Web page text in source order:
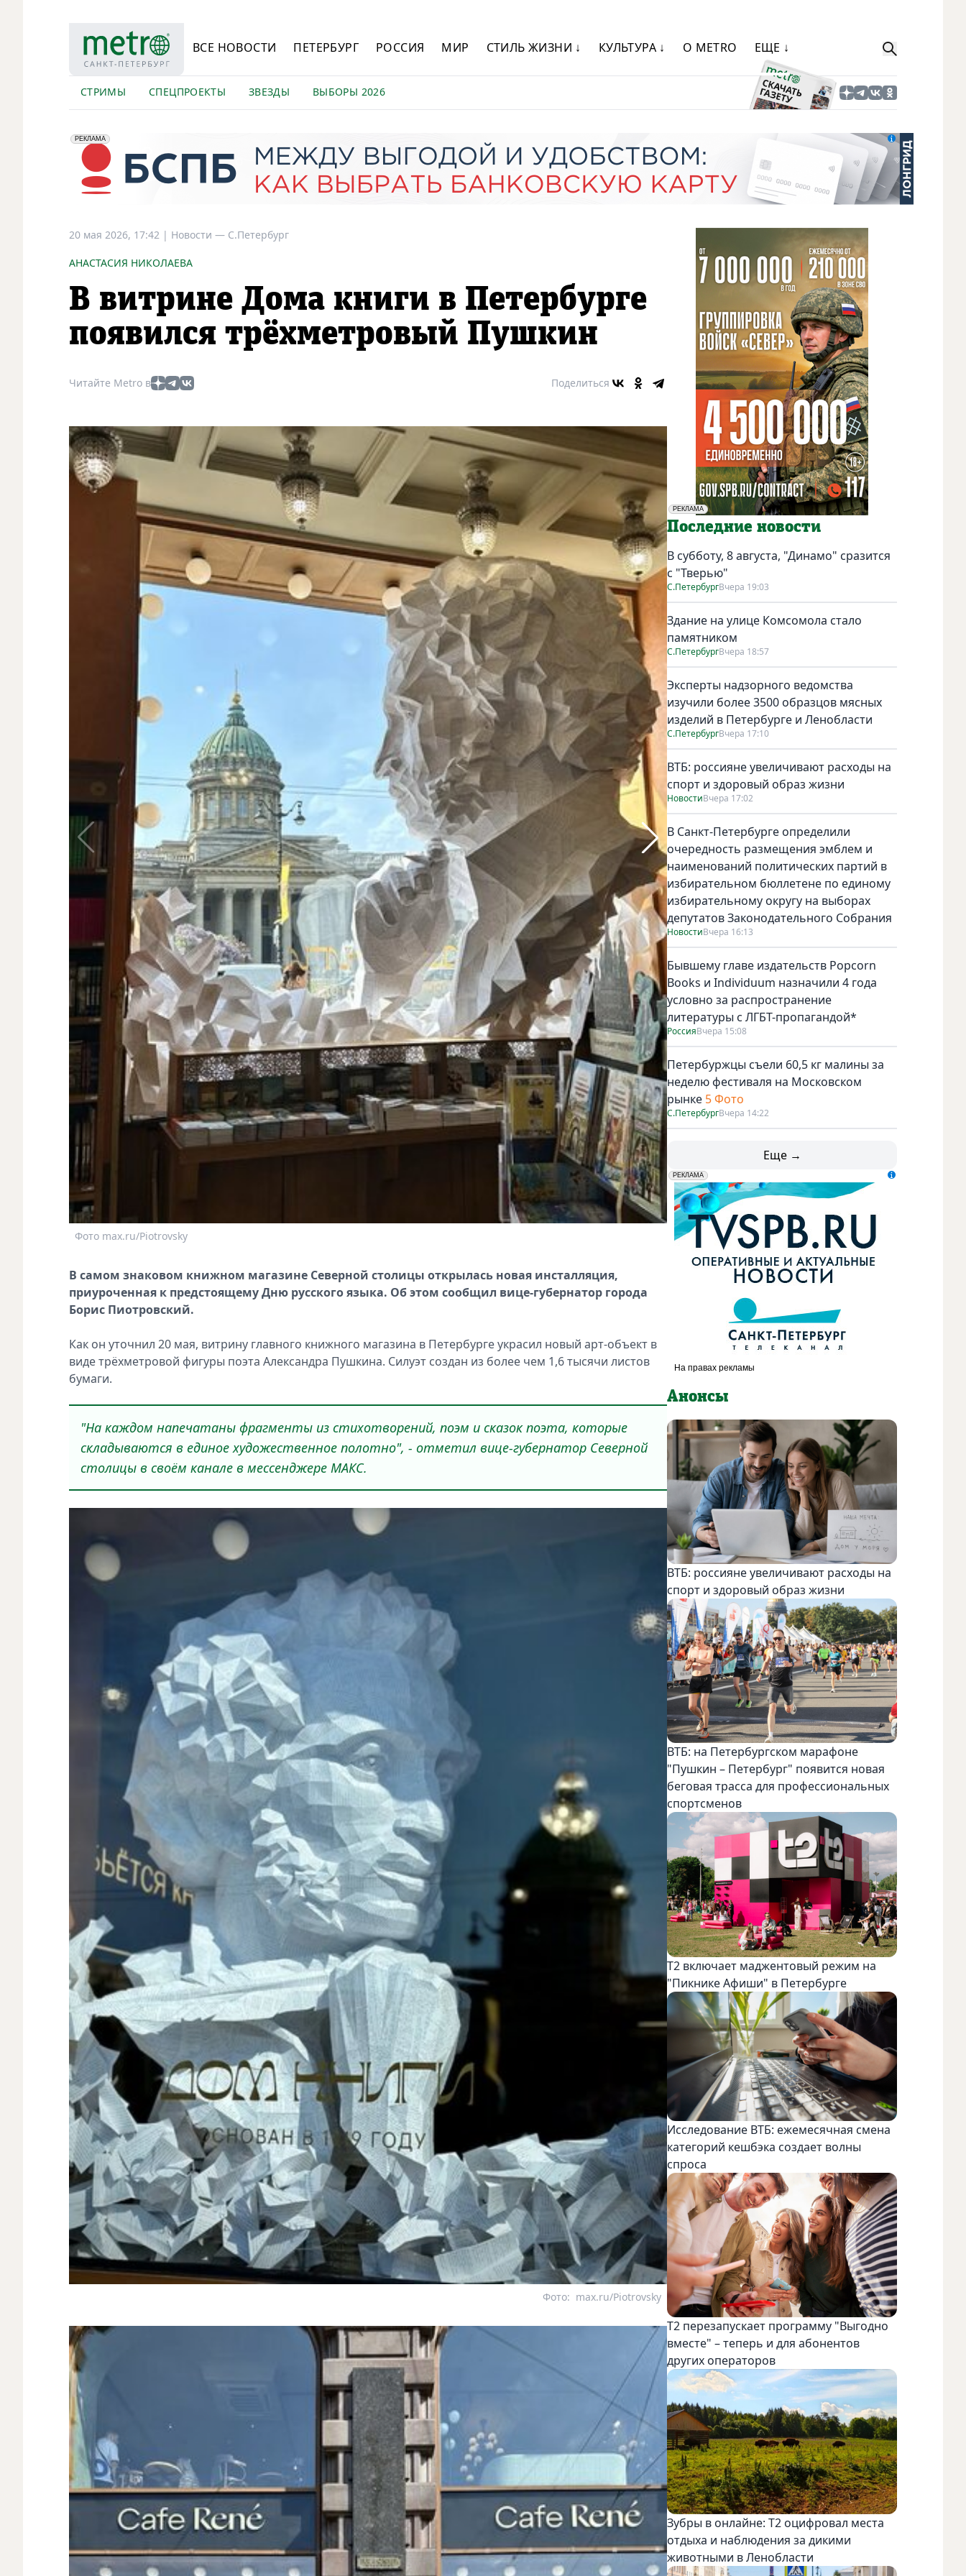
ВСЕ НОВОСТИ ПЕТЕРБУРГ РОССИЯ МИР СТИЛЬ ЖИЗНИ ↓ КУЛЬТУРА ↓ О METRO ЕЩЕ ↓
СТРИМЫ СПЕЦПРОЕКТЫ ЗВЕЗДЫ ВЫБОРЫ 2026
erid: 2VfnxyFybV5
РЕКЛАМА
ПАО "Банк "Санкт-Петербург", ИНН: 7831000027
20 мая 2026, 17:42 | Новости — С.Петербург
АНАСТАСИЯ НИКОЛАЕВА
В витрине Дома книги в Петербурге
появился трёхметровый Пушкин
Читайте Metro в Поделиться
Фото max.ru/Piotrovsky
Фото max.ru/Piotrovsky
В самом знаковом книжном магазине Северной столицы открылась новая инсталляция,
приуроченная к предстоящему Дню русского языка. Об этом сообщил вице-губернатор города
Борис Пиотровский.
Как он уточнил 20 мая, витрину главного книжного магазина в Петербурге украсил новый арт-объект в
виде трёхметровой фигуры поэта Александра Пушкина. Силуэт создан из более чем 1,6 тысячи листов
бумаги.
"На каждом напечатаны фрагменты из стихотворений, поэм и сказок поэта, которые
складываются в единое художественное полотно", - отметил вице-губернатор Северной
столицы в своём канале в мессенджере МАКС.
max.ru/Piotrovsky
Фото:
РЕКЛАМА
Социальная реклама
Последние новости
В субботу, 8 августа, "Динамо" сразится
с "Тверью"
С.ПетербургВчера 19:03
Здание на улице Комсомола стало
памятником
С.ПетербургВчера 18:57
Эксперты надзорного ведомства
изучили более 3500 образцов мясных
изделий в Петербурге и Ленобласти
С.ПетербургВчера 17:10
ВТБ: россияне увеличивают расходы на
спорт и здоровый образ жизни
НовостиВчера 17:02
В Санкт-Петербурге определили
очередность размещения эмблем и
наименований политических партий в
избирательном бюллетене по единому
избирательному округу на выборах
депутатов Законодательного Собрания
НовостиВчера 16:13
Бывшему главе издательств Popcorn
Books и Individuum назначили 4 года
условно за распространение
литературы с ЛГБТ-пропагандой*
РоссияВчера 15:08
Петербуржцы съели 60,5 кг малины за
неделю фестиваля на Московском
рынке 5 Фото
С.ПетербургВчера 14:22
Еще →
erid: LdtCK5udn
РЕКЛАМА
АО "ГАТР", ИНН: 7841320717
Анонсы
ВТБ: россияне увеличивают расходы на
спорт и здоровый образ жизни
ВТБ: на Петербургском марафоне
"Пушкин – Петербург" появится новая
беговая трасса для профессиональных
спортсменов
Т2 включает маджентовый режим на
"Пикнике Афиши" в Петербурге
Исследование ВТБ: ежемесячная смена
категорий кешбэка создает волны
спроса
Т2 перезапускает программу "Выгодно
вместе" – теперь и для абонентов
других операторов
Зубры в онлайне: Т2 оцифровал места
отдыха и наблюдения за дикими
животными в Ленобласти